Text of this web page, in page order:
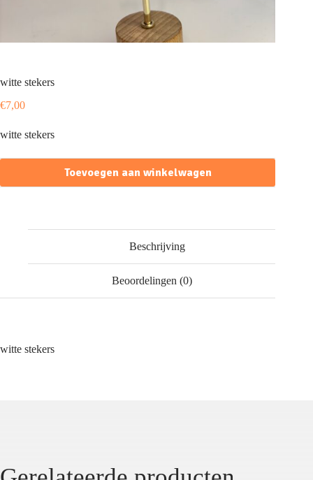
witte stekers
€7,00
witte stekers
Toevoegen aan winkelwagen
Beschrijving
Beoordelingen (0)
witte stekers